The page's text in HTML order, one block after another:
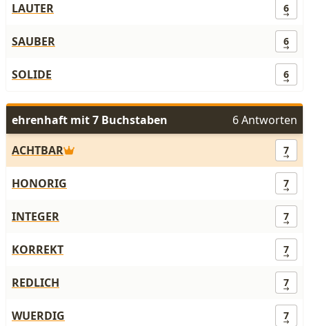
LAUTER 6
SAUBER 6
SOLIDE 6
ehrenhaft mit 7 Buchstaben
6 Antworten
ACHTBAR
7
HONORIG 7
INTEGER 7
KORREKT 7
REDLICH 7
WUERDIG 7